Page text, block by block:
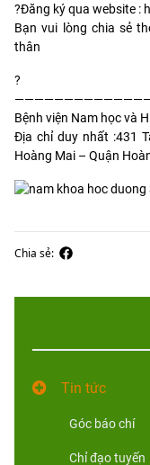
?Đăng ký qua website
Bạn vui lòng chia sẻ
thân
?
Bệnh viện Nam học và
Địa chỉ duy nhất :431
Hoàng Mai – Quận
Chia sẻ:
Tin tức
Góc báo chí
Chỉ đạo tuyến